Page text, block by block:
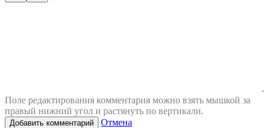
Поле редактирования комментария можно взять мышкой за
правый нижний угол и растянуть по вертикали.
Добавить комментарий Отмена